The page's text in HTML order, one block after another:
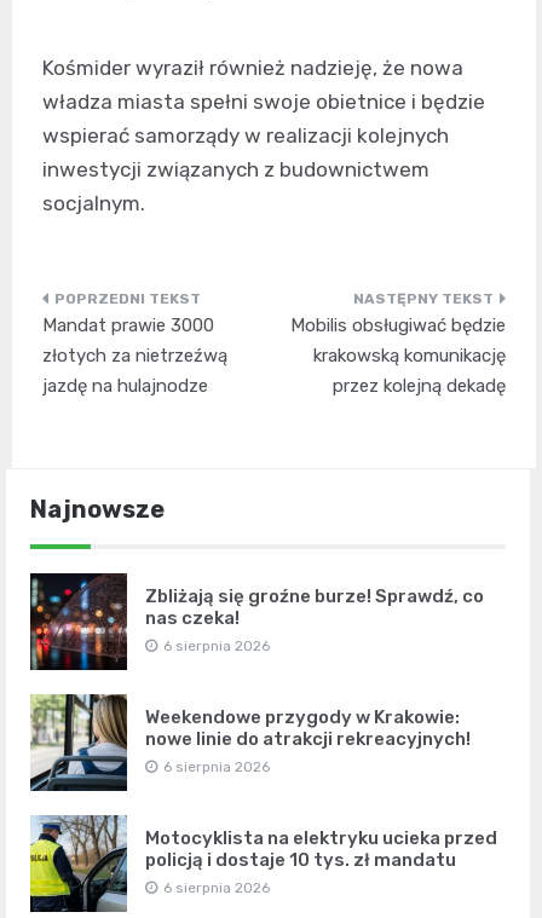
Kośmider wyraził również nadzieję, że nowa
władza miasta spełni swoje obietnice i będzie
wspierać samorządy w realizacji kolejnych
inwestycji związanych z budownictwem
socjalnym.
Nawigacja
wpisu
Mandat prawie 3000
złotych za nietrzeźwą
jazdę na hulajnodze
Mobilis obsługiwać będzie
krakowską komunikację
przez kolejną dekadę
Najnowsze
Zbliżają się groźne burze! Sprawdź, co
nas czeka!
6 sierpnia 2026
Weekendowe przygody w Krakowie:
nowe linie do atrakcji rekreacyjnych!
6 sierpnia 2026
Motocyklista na elektryku ucieka przed
policją i dostaje 10 tys. zł mandatu
6 sierpnia 2026